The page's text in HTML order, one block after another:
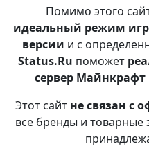
Помимо этого
идеальный режим
версии и с
Status.Ru поможет
сервер Майнкрафт
Этот сайт не связан с
все бренды и товарные